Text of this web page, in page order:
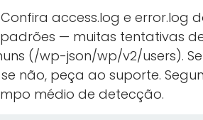
Confira access.log e error.log
— muitas tentativas
(/wp-json/wp/v2/users).
não, peça ao suporte.
médio de detecção.